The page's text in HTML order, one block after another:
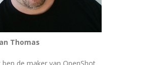
Thomas
ben de maker van OpenShot